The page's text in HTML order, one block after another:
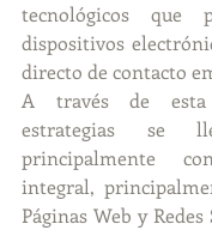
tecnológicos que
dispositivos
directo de contacto
A través de esta
estrategias se
principalmente
integral,
Páginas Web y